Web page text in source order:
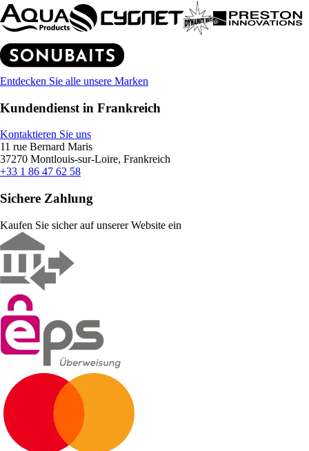
Entdecken Sie alle unsere Marken
Kundendienst in Frankreich
Kontaktieren Sie uns
11 rue Bernard Maris
37270 Montlouis-sur-Loire, Frankreich
+33 1 86 47 62 58
Sichere Zahlung
Kaufen Sie sicher auf unserer Website ein